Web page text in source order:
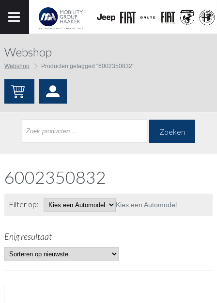
Webshop
Webshop Producten getagged “6002350832”
Zoeken
6002350832
Filter op: Kies een Automodel
Enig resultaat